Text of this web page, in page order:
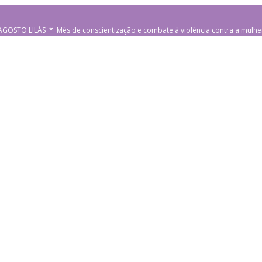
LILÁS * Mês de conscientização e combate à violência contra a